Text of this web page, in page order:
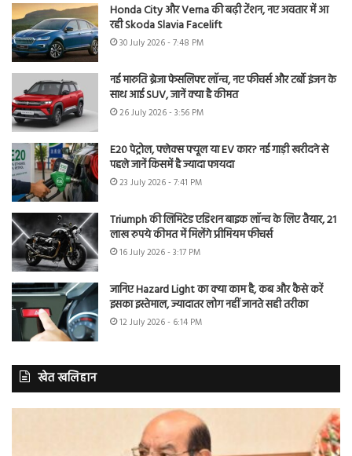
Honda City और Verna की बढ़ी टेंशन, नए अवतार में आ
रही Skoda Slavia Facelift
30 July 2026 - 7:48 PM
नई मारुति ब्रेजा फेसलिफ्ट लॉन्च, नए फीचर्स और टर्बो इंजन के
साथ आई SUV, जानें क्या है कीमत
26 July 2026 - 3:56 PM
E20 पेट्रोल, फ्लेक्स फ्यूल या EV कार? नई गाड़ी खरीदने से
पहले जानें किसमें है ज्यादा फायदा
23 July 2026 - 7:41 PM
Triumph की लिमिटेड एडिशन बाइक लॉन्च के लिए तैयार, 21
लाख रुपये कीमत में मिलेंगे प्रीमियम फीचर्स
16 July 2026 - 3:17 PM
जानिए Hazard Light का क्या काम है, कब और कैसे करें
इसका इस्तेमाल, ज्यादातर लोग नहीं जानते सही तरीका
12 July 2026 - 6:14 PM
खेत खलिहान